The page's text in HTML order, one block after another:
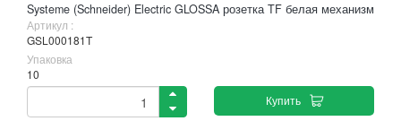
Systeme (Schneider) Electric GLOSSA розетка TF белая механизм
Артикул :
GSL000181T
Упаковка
10
Купить